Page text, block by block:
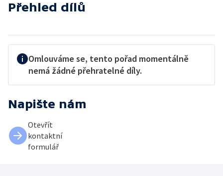
Přehled dílů
Omlouváme se, tento pořad momentálně
nemá žádné přehratelné díly.
Napište nám
Otevřít
kontaktní
formulář